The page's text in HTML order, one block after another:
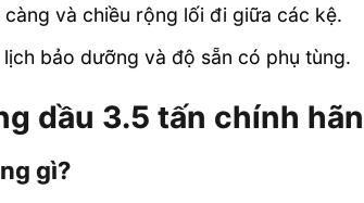
và chiều rộng lối đi giữa các kệ.
bảo dưỡng và độ sẵn có phụ tùng.
dầu 3.5 tấn chính
gì?